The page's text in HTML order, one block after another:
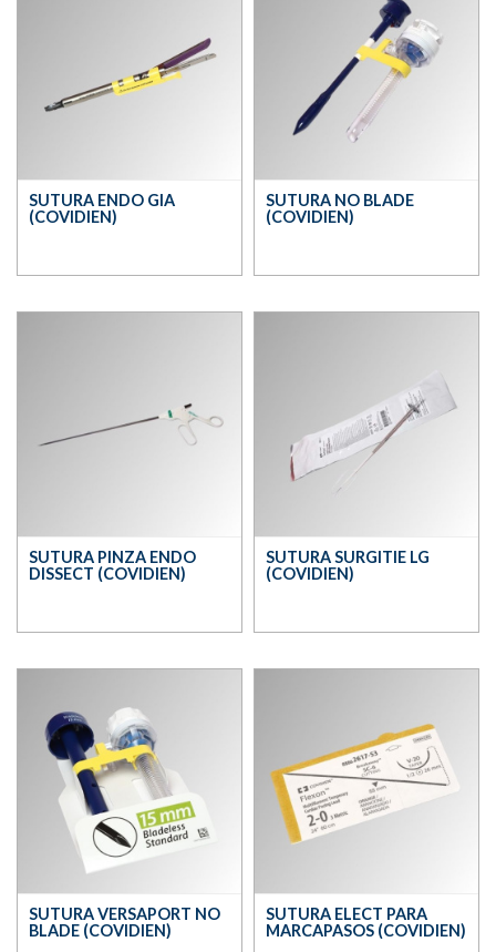
SUTURA ENDO GIA
(COVIDIEN)
SUTURA NO BLADE
(COVIDIEN)
SUTURA PINZA ENDO
DISSECT (COVIDIEN)
SUTURA SURGITIE LG
(COVIDIEN)
SUTURA VERSAPORT NO
BLADE (COVIDIEN)
SUTURA ELECT PARA
MARCAPASOS (COVIDIEN)